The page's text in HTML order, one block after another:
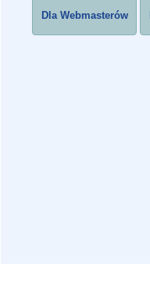
Dla Webmasterów